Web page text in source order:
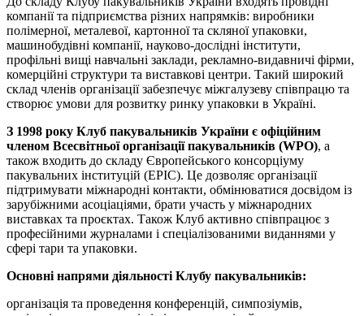
компанії та підприємства різних напрямків: виробники
полімерної, металевої, картонної та скляної упаковки,
машинобудівні компанії, науково-дослідні інститути,
профільні вищі навчальні заклади, рекламно-видавничі фірми,
комерційні структури та виставкові центри. Такий широкий
склад членів організації забезпечує міжгалузеву співпрацю та
створює умови для розвитку ринку упаковки в Україні.
З 1998 року Клуб пакувальників України є офіційним
членом Всесвітньої організації пакувальників (WPO), а
також входить до складу Європейського консорціуму
пакувальних інституцій (EPIC). Це дозволяє організації
підтримувати міжнародні контакти, обмінюватися досвідом із
зарубіжними асоціаціями, брати участь у міжнародних
виставках та проєктах. Також Клуб активно співпрацює з
професійними журналами і спеціалізованими виданнями у
сфері тари та упаковки.
Основні напрями діяльності Клубу пакувальників:
організація та проведення конференцій, симпозіумів,